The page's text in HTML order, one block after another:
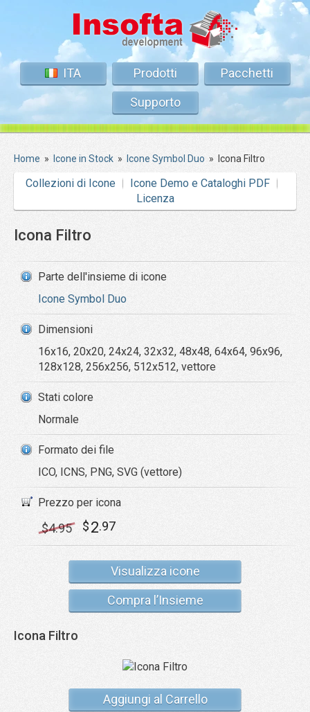
ITA Prodotti
Pacchetti
Supporto
Home » Icone in Stock » Icone Symbol Duo » Icona Filtro
Collezioni di Icone
Icone Demo e Cataloghi PDF
Licenza
Icona Filtro
Parte dell'insieme di icone
Icone Symbol Duo
Dimensioni
16x16, 20x20, 24x24, 32x32, 48x48, 64x64, 96x96,
128x128, 256x256, 512x512, vettore
Stati colore
Normale
Formato dei file
ICO, ICNS, PNG, SVG (vettore)
Prezzo per icona
$4.95 $2.97
Visualizza icone
Compra l’Insieme
Icona Filtro
Aggiungi al Carrello